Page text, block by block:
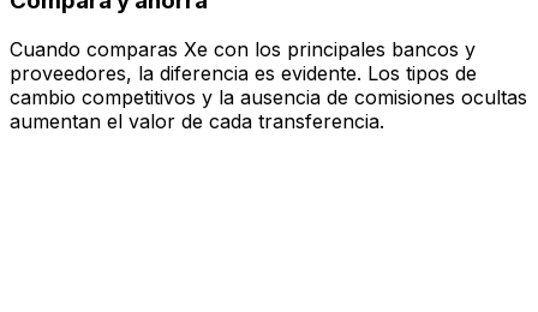
Cuando comparas Xe con los principales bancos y
proveedores, la diferencia es evidente. Los tipos de
cambio competitivos y la ausencia de comisiones ocultas
aumentan el valor de cada transferencia.